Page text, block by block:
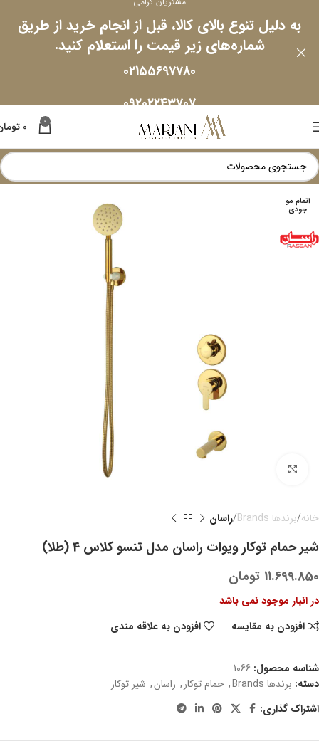
0
0
اتمام مو
جودی
خانه برندها Brands راسان
شیر حمام توکار ویوات راسان مدل تنسو کلاس 4 (طلا)
11.699.850 تومان
در انبار موجود نمی باشد
افزودن به مقایسه
افزودن به علاقه مندی
شناسه محصول: 1066
دسته: برندها Brands , حمام توکار, راسان, شیر توکار
اشتراک گذاری:
به دلیل تنوع بالای کالا، قبل از انجام خرید از طریق
شماره‌های زیر قیمت را استعلام کنید.
02155697780
09202243707